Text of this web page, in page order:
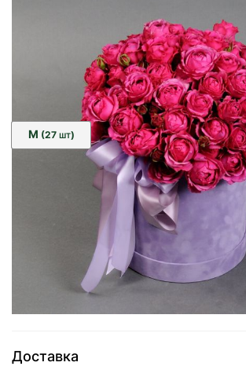
30см
M (27 ШТ)
4 685 грн
Добавить в корзину
Купить в один клик
Доставка